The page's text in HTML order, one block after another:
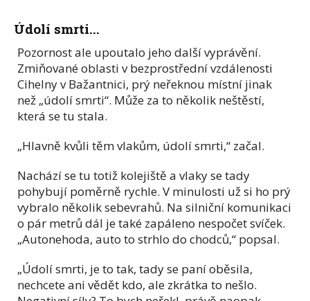
Údolí smrti...
Pozornost ale upoutalo jeho další vyprávění.
Zmiňované oblasti v bezprostřední vzdálenosti
Cihelny v Bažantnici, prý neřeknou místní jinak
než „údolí smrti“. Může za to několik neštěstí,
která se tu stala.
„Hlavně kvůli těm vlakům, údolí smrti,“ začal.
Nachází se tu totiž kolejiště a vlaky se tady
pohybují poměrně rychle. V minulosti už si ho prý
vybralo několik sebevrahů. Na silniční komunikaci
o pár metrů dál je také zapáleno nespočet svíček.
„Autonehoda, auto to strhlo do chodců,“ popsal.
„Údolí smrti, je to tak, tady se paní oběsila,
nechcete ani vědět kdo, ale zkrátka to nešlo.